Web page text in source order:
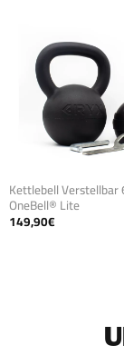
Kettlebell
OneBell® Lite
149,90€